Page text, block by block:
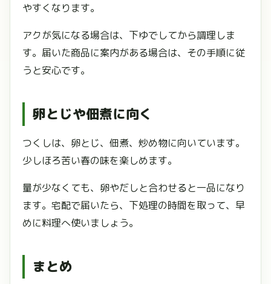
やすくなります。
アクが気になる場合は、下ゆでしてから調理しま
す。届いた商品に案内がある場合は、その手順に従
うと安心です。
卵とじや佃煮に向く
つくしは、卵とじ、佃煮、炒め物に向いています。
少しほろ苦い春の味を楽しめます。
量が少なくても、卵やだしと合わせると一品になり
ます。宅配で届いたら、下処理の時間を取って、早
めに料理へ使いましょう。
まとめ